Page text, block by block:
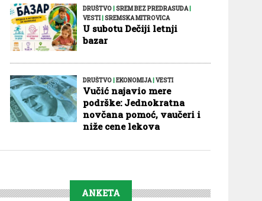
DRUŠTVO|SREM BEZ PREDRASUDA|
VESTI|SREMSKA MITROVICA
U subotu Dečiji letnji
bazar
DRUŠTVO|EKONOMIJA|VESTI
Vučić najavio mere
podrške: Jednokratna
novčana pomoć, vaučeri i
niže cene lekova
ANKETA